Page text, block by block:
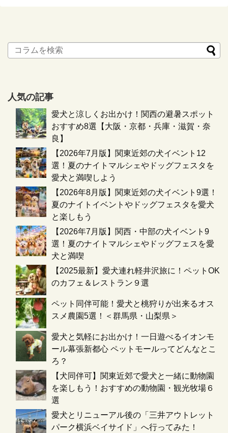
人気の記事
愛犬と涼しくお出かけ！関西の避暑スポット
おすすめ8選【大阪・京都・兵庫・滋賀・奈
良】
【2026年7月版】関東近郊の犬イベント12
選！夏のナイトマルシェやドッグフェスタを
愛犬と満喫しよう
【2026年8月版】関東近郊の犬イベント9選！
夏のナイトイベントやドッグフェスタを愛犬
と楽しもう
【2026年7月版】関西・中部の犬イベント9
選！夏のナイトマルシェやドッグフェスを愛
犬と満喫
【2025最新】愛犬連れ軽井沢旅に！ペットOK
のカフェ＆レストラン９選
ペット同伴可能！愛犬と桃狩りが出来るオス
スメ農園5選！＜群馬県・山梨県＞
愛犬と気軽にお出かけ！一日遊べるイオンモ
ール幕張新都心 ペットモールってどんなとこ
ろ？
【犬同伴可】関東近郊で愛犬と一緒に動物園
を楽しもう！おすすめの動物園・観光牧場６
選
愛犬とリニューアル後の「三井アウトレット
パーク横浜ベイサイド」へ行ってみた！